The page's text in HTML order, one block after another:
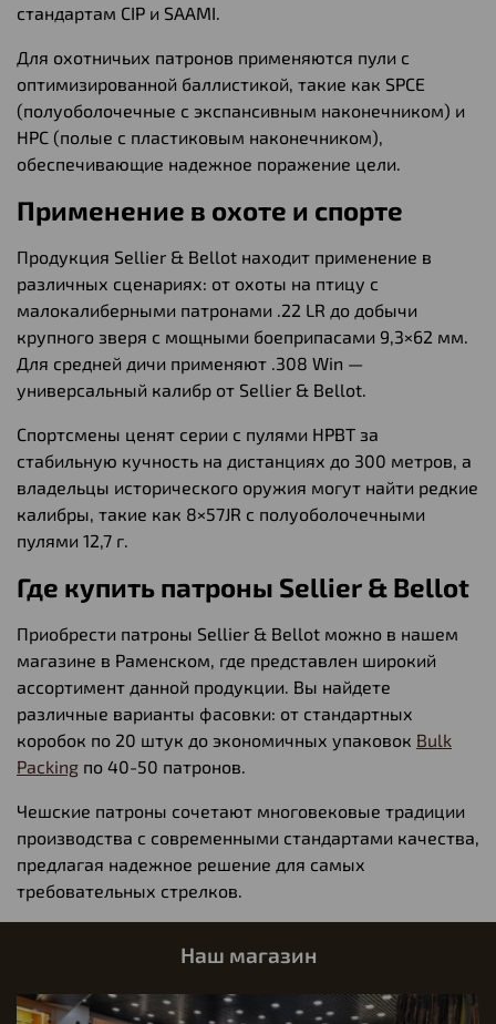
стандартам CIP и SAAMI.
Для охотничьих патронов применяются пули с
оптимизированной баллистикой, такие как SPCE
(полуоболочечные с экспансивным наконечником) и
HPC (полые с пластиковым наконечником),
обеспечивающие надежное поражение цели.
Применение в охоте и спорте
Продукция Sellier & Bellot находит применение в
различных сценариях: от охоты на птицу с
малокалиберными патронами .22 LR до добычи
крупного зверя с мощными боеприпасами 9,3×62 мм.
Для средней дичи применяют .308 Win —
универсальный калибр от Sellier & Bellot.
Спортсмены ценят серии с пулями HPBT за
стабильную кучность на дистанциях до 300 метров, а
владельцы исторического оружия могут найти редкие
калибры, такие как 8×57JR с полуоболочечными
пулями 12,7 г.
Где купить патроны Sellier & Bellot
Приобрести патроны Sellier & Bellot можно в нашем
магазине в Раменском, где представлен широкий
ассортимент данной продукции. Вы найдете
различные варианты фасовки: от стандартных
коробок по 20 штук до экономичных упаковок Bulk
Packing по 40-50 патронов.
Чешские патроны сочетают многовековые традиции
производства с современными стандартами качества,
предлагая надежное решение для самых
требовательных стрелков.
Наш магазин